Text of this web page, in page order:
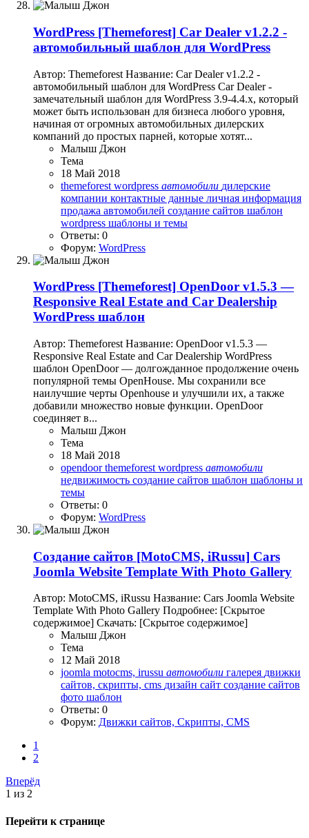
WordPress [Themeforest] Car Dealer v1.2.2 -
автомобильный шаблон для WordPress
Автор: Themeforest Название: Car Dealer v1.2.2 -
автомобильный шаблон для WordPress Car Dealer -
замечательный шаблон для WordPress 3.9-4.4.x, который
может быть использован для бизнеса любого уровня,
начиная от огромных автомобильных дилерских
компаний до простых парней, которые хотят...
Малыш Джон
Тема
18 Май 2018
themeforest wordpress автомобили дилерские
компании контактные данные личная информация
продажа автомобилей создание сайтов шаблон
wordpress шаблоны и темы
Ответы: 0
Форум: WordPress
WordPress [Themeforest] OpenDoor v1.5.3 —
Responsive Real Estate and Car Dealership
WordPress шаблон
Автор: Themeforest Название: OpenDoor v1.5.3 —
Responsive Real Estate and Car Dealership WordPress
шаблон OpenDoor — долгожданное продолжение очень
популярной темы OpenHouse. Мы сохранили все
наилучшие черты Openhouse и улучшили их, а также
добавили множество новые функции. OpenDoor
соединяет в...
Малыш Джон
Тема
18 Май 2018
opendoorthemeforest wordpress автомобили
недвижимость создание сайтов шаблон шаблоны и
темы
Ответы: 0
Форум: WordPress
Создание сайтов [MotoCMS, iRussu] Cars
Joomla Website Template With Photo Gallery
Автор: MotoCMS, iRussu Название: Cars Joomla Website
Template With Photo Gallery Подробнее: [Скрытое
содержимое] Скачать: [Скрытое содержимое]
Малыш Джон
Тема
12 Май 2018
joomla motocms, irussu автомобили галерея движки
сайтов, скрипты, cms дизайн сайт создание сайтов
фото шаблон
Ответы: 0
Форум: Движки сайтов, Скрипты, CMS
1
2
Вперёд
1 из 2
Перейти к странице